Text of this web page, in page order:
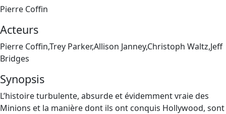
Pierre Coffin
Acteurs
Pierre Coffin,Trey Parker,Allison Janney,Christoph Waltz,Jeff
Bridges
Synopsis
L’histoire turbulente, absurde et évidemment vraie des
Minions et la manière dont ils ont conquis Hollywood, sont